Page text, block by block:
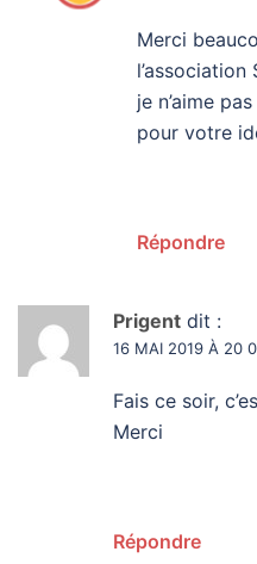
Merci
je n’aime
pour votre
Répondre
Prigent dit :
16 MAI 2019 À 20
Fais ce soir,
Merci
Répondre